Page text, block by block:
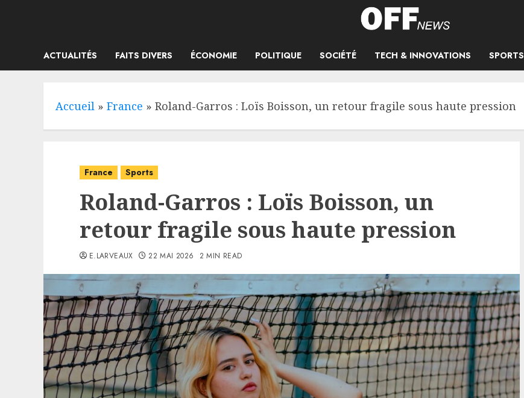
ACTUALITÉS FAITS DIVERS ÉCONOMIE POLITIQUE SOCIÉTÉ TECH & INNOVATIONS SPORTS
Accueil » France » Roland-Garros : Loïs Boisson, un retour fragile sous haute pression
France Sports
Roland-Garros : Loïs Boisson, un
retour fragile sous haute pression
E.LARVEAUX 22 MAI 2026 2 MIN READ